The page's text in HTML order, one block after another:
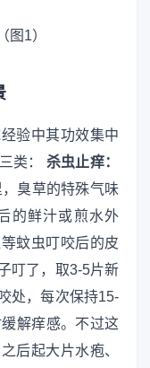
验中其功效集中
类： 杀虫止痒：
臭草的特殊气味
的鲜汁或煎水外
蚊虫叮咬后的皮
叮了，取3-5片新
处，每次保持15-
解痒感。不过这
后起大片水疱、